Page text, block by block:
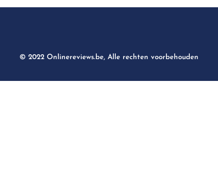
© 2022 Onlinereviews.be, Alle rechten voorbehouden